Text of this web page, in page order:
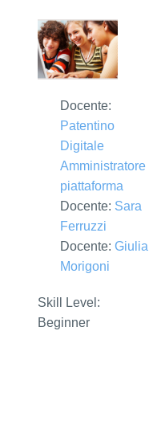
Docente:
Patentino
Digitale
Amministratore
piattaforma
Docente: Sara
Ferruzzi
Docente: Giulia
Morigoni
Skill Level :
Beginner